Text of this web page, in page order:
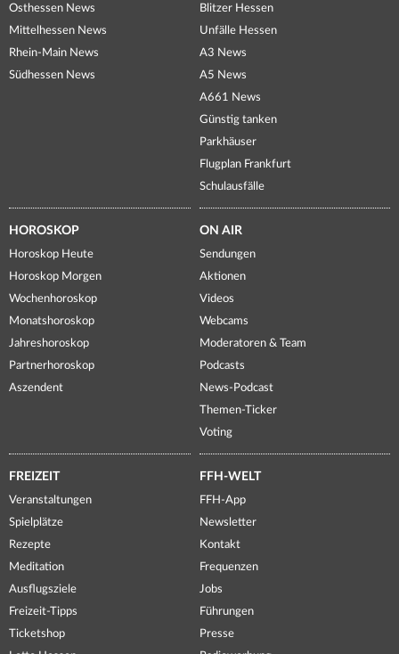
Osthessen News
Mittelhessen News
Rhein-Main News
Südhessen News
Blitzer Hessen
Unfälle Hessen
A3 News
A5 News
A661 News
Günstig tanken
Parkhäuser
Flugplan Frankfurt
Schulausfälle
HOROSKOP
Horoskop Heute
Horoskop Morgen
Wochenhoroskop
Monatshoroskop
Jahreshoroskop
Partnerhoroskop
Aszendent
ON AIR
Sendungen
Aktionen
Videos
Webcams
Moderatoren & Team
Podcasts
News-Podcast
Themen-Ticker
Voting
FREIZEIT
Veranstaltungen
Spielplätze
Rezepte
Meditation
Ausflugsziele
Freizeit-Tipps
Ticketshop
FFH-WELT
FFH-App
Newsletter
Kontakt
Frequenzen
Jobs
Führungen
Presse